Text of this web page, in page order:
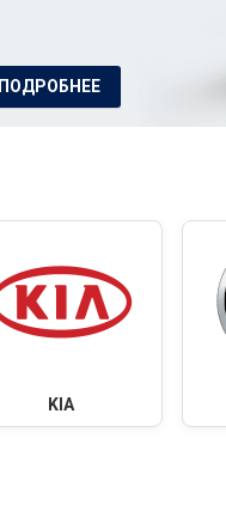
ПОДРОБНЕЕ
KIA